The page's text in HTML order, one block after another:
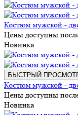
Костюм мужской -
Цены доступны
Новинка
БЫСТРЫЙ
Костюм мужской -
Цены доступны
Новинка